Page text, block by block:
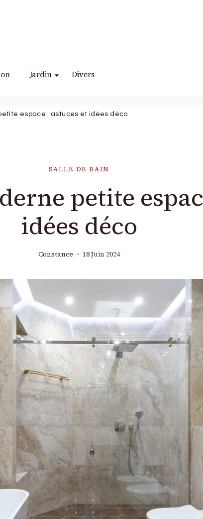
Jardin Divers
espace : astuces et idées déco
SALLE DE BAIN
petite
idées déco
Constance 18 Juin 2024